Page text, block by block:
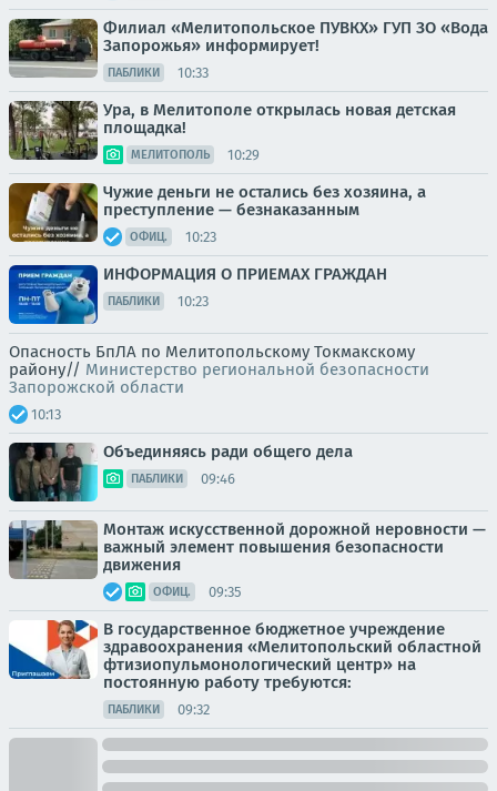
Филиал «Мелитопольское ПУВКХ» ГУП ЗО «Вода
Запорожья» информирует!
ПАБЛИКИ 10:33
Ура, в Мелитополе открылась новая детская
площадка!
МЕЛИТОПОЛЬ 10:29
Чужие деньги не остались без хозяина, а
преступление — безнаказанным
ОФИЦ. 10:23
ИНФОРМАЦИЯ О ПРИЕМАХ ГРАЖДАН
ПАБЛИКИ 10:23
Опасность БпЛА по Мелитопольскому Токмакскому
району// Министерство региональной безопасности
Запорожской области
10:13
Объединяясь ради общего дела
ПАБЛИКИ 09:46
Монтаж искусственной дорожной неровности —
важный элемент повышения безопасности
движения
ОФИЦ. 09:35
В государственное бюджетное учреждение
здравоохранения «Мелитопольский областной
фтизиопульмонологический центр» на
постоянную работу требуются:
ПАБЛИКИ 09:32